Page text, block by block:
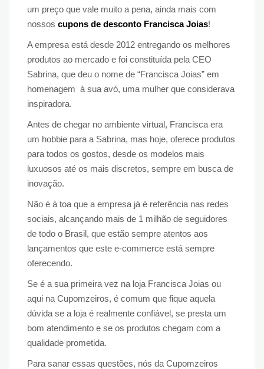
um preço que vale muito a pena, ainda mais com
nossos cupons de desconto Francisca Joias!
A empresa está desde 2012 entregando os melhores
produtos ao mercado e foi constituída pela CEO
Sabrina, que deu o nome de “Francisca Joias” em
homenagem à sua avó, uma mulher que considerava
inspiradora.
Antes de chegar no ambiente virtual, Francisca era
um hobbie para a Sabrina, mas hoje, oferece produtos
para todos os gostos, desde os modelos mais
luxuosos até os mais discretos, sempre em busca de
inovação.
Não é à toa que a empresa já é referência nas redes
sociais, alcançando mais de 1 milhão de seguidores
de todo o Brasil, que estão sempre atentos aos
lançamentos que este e-commerce está sempre
oferecendo.
Se é a sua primeira vez na loja Francisca Joias ou
aqui na Cupomzeiros, é comum que fique aquela
dúvida se a loja é realmente confiável, se presta um
bom atendimento e se os produtos chegam com a
qualidade prometida.
Para sanar essas questões, nós da Cupomzeiros